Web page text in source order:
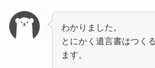
わかりました。
とにかく遺言書はつく
ます。